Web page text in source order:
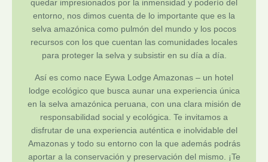
quedar impresionados por la inmensidad y poderío del
entorno, nos dimos cuenta de lo importante que es la
selva amazónica como pulmón del mundo y los pocos
recursos con los que cuentan las comunidades locales
para proteger la selva y subsistir en su día a día.
Así es como nace Eywa Lodge Amazonas – un hotel
lodge ecológico que busca aunar una experiencia única
en la selva amazónica peruana, con una clara misión de
responsabilidad social y ecológica. Te invitamos a
disfrutar de una experiencia auténtica e inolvidable del
Amazonas y todo su entorno con la que además podrás
aportar a la conservación y preservación del mismo. ¡Te